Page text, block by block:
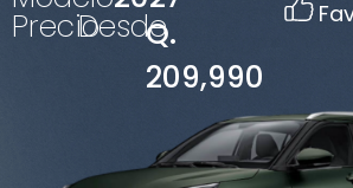
PrecioDesde
Q.
209,990